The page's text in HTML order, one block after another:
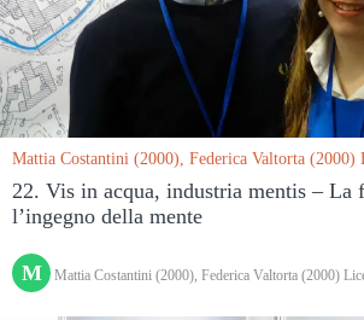
Mattia Costantini (2000), Federica Valtorta (2000)
22. Vis in acqua, industria mentis – La
l’ingegno della mente
M Mattia Costantini (2000), Federica Valtorta (2000)